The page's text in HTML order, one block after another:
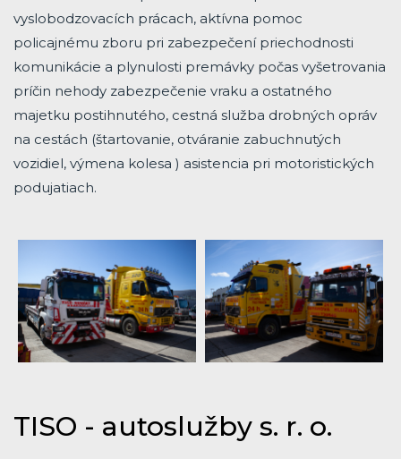
vyslobodzovacích prácach, aktívna pomoc
policajnému zboru pri zabezpečení priechodnosti
komunikácie a plynulosti premávky počas vyšetrovania
príčin nehody zabezpečenie vraku a ostatného
majetku postihnutého, cestná služba drobných opráv
na cestách (štartovanie, otváranie zabuchnutých
vozidiel, výmena kolesa ) asistencia pri motoristických
podujatiach.
TISO - autoslužby s. r. o.